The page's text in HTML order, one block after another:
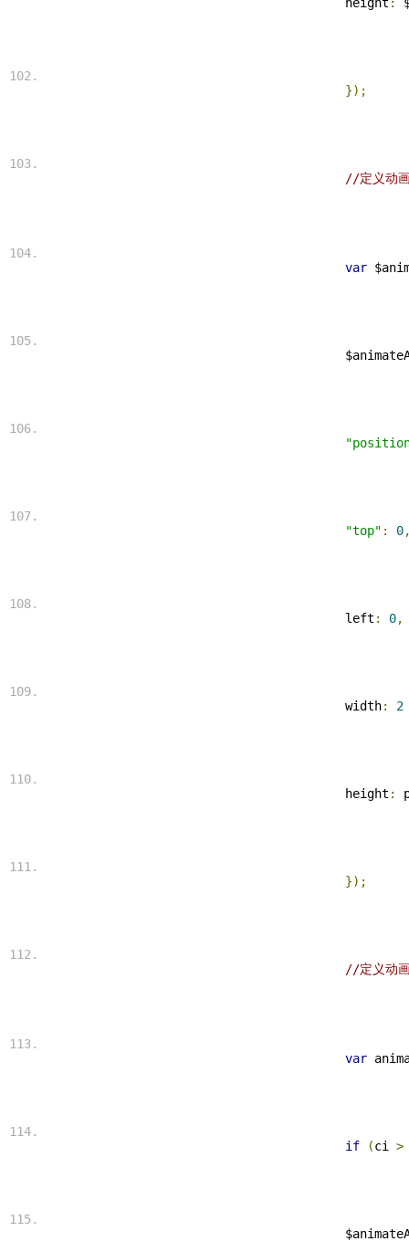
height :
});
//定义动
var
"top" : 0
left : 0,
width: 2
height :
});
//定义动画
var
if (ci >